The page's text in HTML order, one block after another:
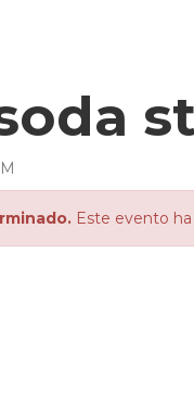
Este evento ha